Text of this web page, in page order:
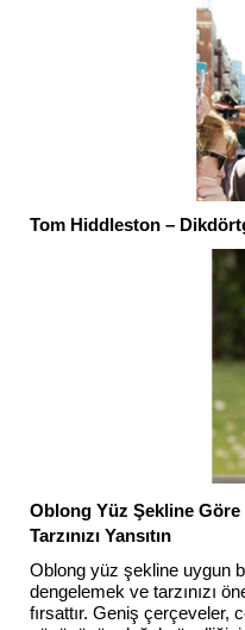
Tom Hiddleston –
Oblong Yüz Şekline
Tarzınızı Yansıtın
Oblong yüz şekline uygun
dengelemek ve tarzınızı
fırsattır. Geniş çerçeveler,